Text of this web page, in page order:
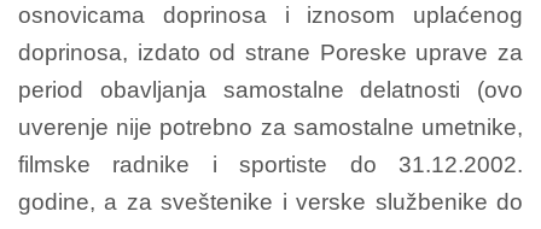
osnovicama doprinosa i iznosom uplaćenog
doprinosa, izdato od strane Poreske uprave za
period obavljanja samostalne delatnosti (ovo
uverenje nije potrebno za samostalne umetnike,
filmske radnike i sportiste do 31.12.2002.
godine, a za sveštenike i verske službenike do